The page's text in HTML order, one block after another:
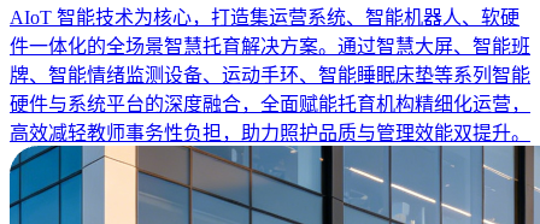
AIoT 智能技术为核心，打造集运营系统、智能机器人、软硬
件一体化的全场景智慧托育解决方案。通过智慧大屏、智能班
牌、智能情绪监测设备、运动手环、智能睡眠床垫等系列智能
硬件与系统平台的深度融合，全面赋能托育机构精细化运营，
高效减轻教师事务性负担，助力照护品质与管理效能双提升。